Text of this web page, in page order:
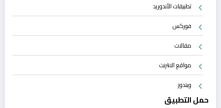
تطبيقات الأندوريد
فوركس
مقالات
مواقع الانترنت
ويندوز
حمل التطبيق